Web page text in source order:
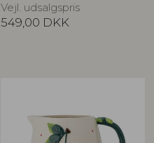
Vejl. udsalgspris
549,00 DKK